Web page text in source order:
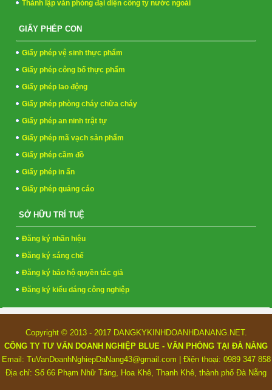
Thành lập văn phòng đại diện công ty nước ngoài
GIẤY PHÉP CON
Giấy phép vệ sinh thực phẩm
Giấy phép công bố thực phẩm
Giấy phép lao động
Giấy phép phòng cháy chữa cháy
Giấy phép an ninh trật tự
Giấy phép mã vạch sản phẩm
Giấy phép cầm đồ
Giấy phép in ấn
Giấy phép quảng cáo
SỞ HỮU TRÍ TUỆ
Đăng ký nhãn hiệu
Đăng ký sáng chế
Đăng ký bảo hộ quyền tác giả
Đăng ký kiểu dáng công nghiệp
Copyright © 2013 - 2017 DANGKYKINHDOANHDANANG.NET.
CÔNG TY TƯ VẤN DOANH NGHIỆP BLUE - VĂN PHÒNG TẠI ĐÀ NẴNG
Email: TuVanDoanhNghiepDaNang43@gmail.com | Điện thoại: 0989 347 858
Địa chỉ: Số 66 Phạm Nhữ Tăng, Hoa Khê, Thanh Khê, thành phố Đà Nẵng